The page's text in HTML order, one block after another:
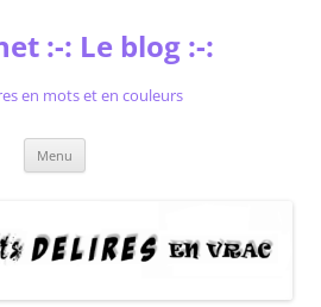
:-: Le blog :-:
en mots et en couleurs
Menu